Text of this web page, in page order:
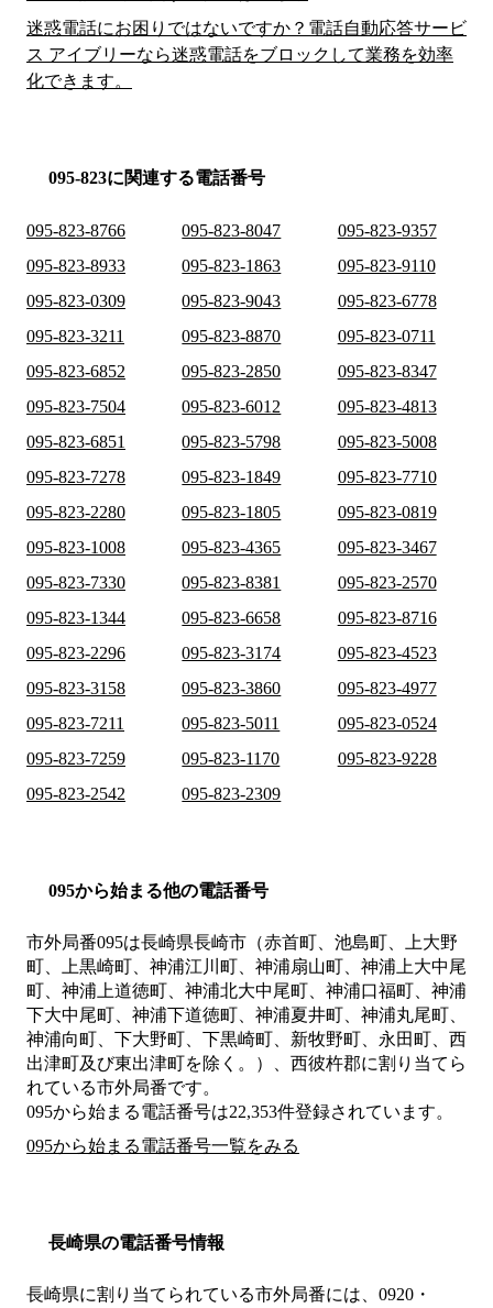
迷惑電話にお困りではないですか？電話自動応答サービ
ス アイブリーなら迷惑電話をブロックして業務を効率
化できます。
095-823に関連する電話番号
095-823-8766 095-823-8047
095-823-9357
095-823-8933
095-823-1863
095-823-9110
095-823-0309
095-823-9043
095-823-6778
095-823-3211
095-823-8870
095-823-0711
095-823-6852
095-823-2850
095-823-8347
095-823-7504
095-823-6012
095-823-4813
095-823-6851
095-823-5798
095-823-5008
095-823-7278
095-823-1849
095-823-7710
095-823-2280
095-823-1805
095-823-0819
095-823-1008
095-823-4365
095-823-3467
095-823-7330
095-823-8381
095-823-2570
095-823-1344
095-823-6658
095-823-8716
095-823-2296
095-823-3174
095-823-4523
095-823-3158
095-823-3860
095-823-4977
095-823-7211
095-823-5011
095-823-0524
095-823-7259
095-823-1170
095-823-9228
095-823-2542
095-823-2309
095から始まる他の電話番号
市外局番095は長崎県長崎市（赤首町、池島町、上大野
町、上黒崎町、神浦江川町、神浦扇山町、神浦上大中尾
町、神浦上道徳町、神浦北大中尾町、神浦口福町、神浦
下大中尾町、神浦下道徳町、神浦夏井町、神浦丸尾町、
神浦向町、下大野町、下黒崎町、新牧野町、永田町、西
出津町及び東出津町を除く。）、西彼杵郡に割り当てら
れている市外局番です。
095から始まる電話番号は22,353件登録されています。
095から始まる電話番号一覧をみる
長崎県の電話番号情報
長崎県に割り当てられている市外局番には、0920・